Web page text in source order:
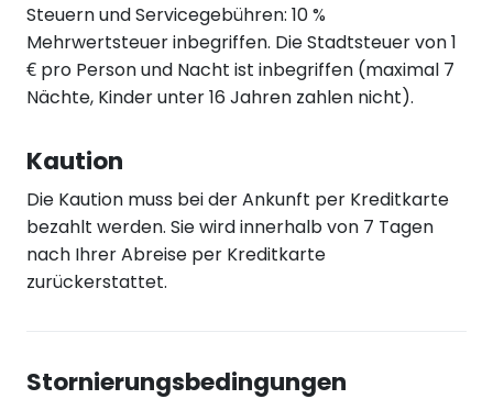
Steuern und Servicegebühren: 10 %
Mehrwertsteuer inbegriffen. Die Stadtsteuer von 1
€ pro Person und Nacht ist inbegriffen (maximal 7
Nächte, Kinder unter 16 Jahren zahlen nicht).
Kaution
Die Kaution muss bei der Ankunft per Kreditkarte
bezahlt werden. Sie wird innerhalb von 7 Tagen
nach Ihrer Abreise per Kreditkarte
zurückerstattet.
Stornierungsbedingungen